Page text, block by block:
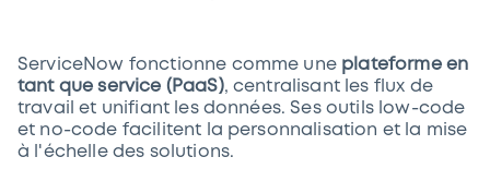
ServiceNow fonctionne comme une plateforme en
tant que service (PaaS), centralisant les flux de
travail et unifiant les données. Ses outils low-code
et no-code facilitent la personnalisation et la mise
à l'échelle des solutions.